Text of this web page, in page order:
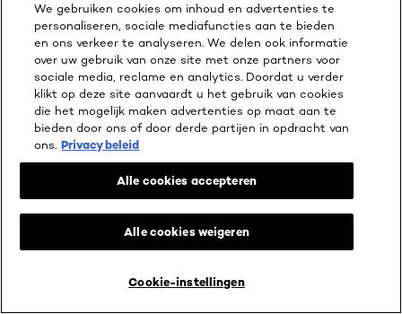
van
5
Ja ·0 Nee ·0 Melden
☆☆☆☆☆
☆☆☆☆☆
3
van
sterren.
Ingrid62 · 2 jaar geleden
handig product
Dit product mogen testen voor een eerlijke review.
Het is handig, en maakt je wenkbrauwen zeker mooi, maar wat
mij gelijk opviel, is dat het niet lekker ruikt en dat is voor mij
het product niet zo snel kopen.
Het handige borsteltje brengt je wenkbrauwen snel in model en
lijken wat donkerder. Maar misschien is dat gezichtsbedrog. De
LIVE TRY ON
We gebruiken cookies om inhoud en advertenties te
personaliseren, sociale mediafuncties aan te bieden
en ons verkeer te analyseren. We delen ook informatie
over uw gebruik van onze site met onze partners voor
sociale media, reclame en analytics. Doordat u verder
klikt op deze site aanvaardt u het gebruik van cookies
die het mogelijk maken advertenties op maat aan te
bieden door ons of door derde partijen in opdracht van
ons. Privacy beleid
Cookie-instellingen
Alle cookies weigeren
Alle cookies accepteren